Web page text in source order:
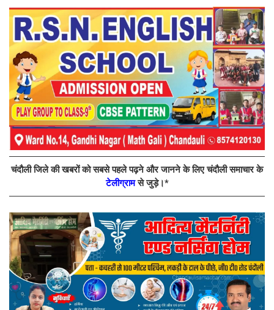
चंदौली जिले की खबरों को सबसे पहले पढ़ने और जानने के लिए चंदौली समाचार के
टेलीग्रामसे जुड़े।*